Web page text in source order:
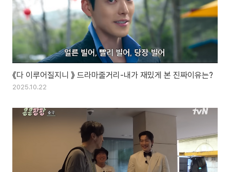
《다 이루어질지니 》 드라마줄거리-내가 재밌게 본 진짜이유는?
2025.10.22